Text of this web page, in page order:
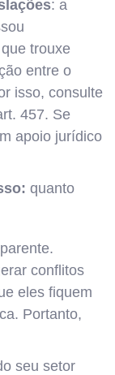
: a
trouxe
entre o
isso, consulte
457. Se
apoio jurídico
quanto
conflitos
eles fiquem
Portanto,
seu setor